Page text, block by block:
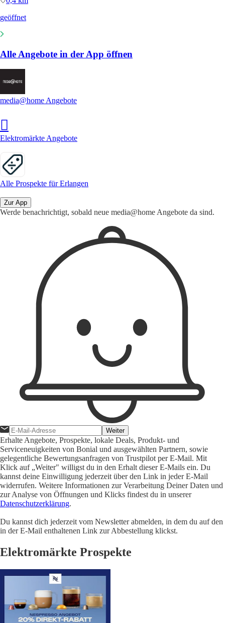
geöffnet
Alle Angebote in der App öffnen
media@home Angebote
Elektromärkte Angebote
Alle Prospekte für Erlangen
Zur App
Werde benachrichtigt, sobald neue media@home Angebote da sind.
Weiter
Erhalte Angebote, Prospekte, lokale Deals, Produkt- und
Serviceneuigkeiten von Bonial und ausgewählten Partnern, sowie
gelegentliche Bewertungsanfragen von Trustpilot per E-Mail. Mit
Klick auf „Weiter" willigst du in den Erhalt dieser E-Mails ein. Du
kannst deine Einwilligung jederzeit über den Link in jeder E-Mail
widerrufen. Weitere Informationen zur Verarbeitung Deiner Daten und
zur Analyse von Öffnungen und Klicks findest du in unserer
Datenschutzerklärung.
Du kannst dich jederzeit vom Newsletter abmelden, in dem du auf den
in der E-Mail enthaltenen Link zur Abbestellung klickst.
Elektromärkte Prospekte